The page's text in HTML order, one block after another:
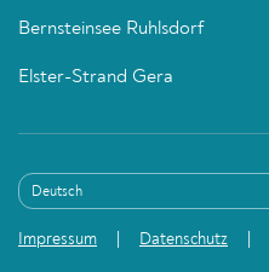
Bernsteinsee Ruhlsdorf
Elster-Strand Gera
Impressum Datenschutz